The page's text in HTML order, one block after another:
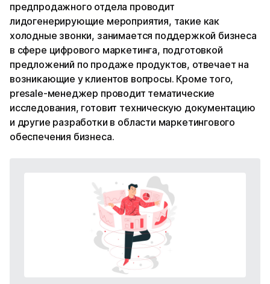
предпродажного отдела проводит
лидогенерирующие мероприятия, такие как
холодные звонки, занимается поддержкой бизнеса
в сфере цифрового маркетинга, подготовкой
предложений по продаже продуктов, отвечает на
возникающие у клиентов вопросы. Кроме того,
presale-менеджер проводит тематические
исследования, готовит техническую документацию
и другие разработки в области маркетингового
обеспечения бизнеса.